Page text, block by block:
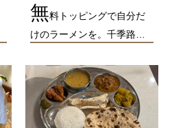
無料トッピングで自分だ
けのラーメンを。千季路…